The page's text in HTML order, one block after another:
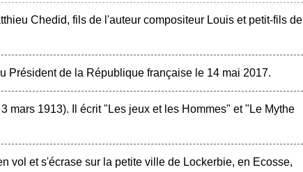
Chedid, fils de l'auteur compositeur Louis et petit-fils de
Président de la République française le 14 mai 2017.
mars 1913). Il écrit "Les jeux et les Hommes" et "Le Mythe
vol et s'écrase sur la petite ville de Lockerbie, en Ecosse,